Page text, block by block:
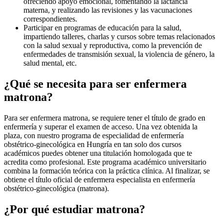
materna, y realizando las revisiones y las vacunaciones
correspondientes.
Participar en programas de educación para la salud,
impartiendo talleres, charlas y cursos sobre temas relacionados
con la salud sexual y reproductiva, como la prevención de
enfermedades de transmisión sexual, la violencia de género, la
salud mental, etc.
¿Qué se necesita para ser enfermera
matrona?
Para ser enfermera matrona, se requiere tener el título de grado en
enfermería y superar el examen de acceso. Una vez obtenida la
plaza, con nuestro programa de especialidad de enfermería
obstétrico-ginecológica en Hungría en tan solo dos cursos
académicos puedes obtener una titulación homologada que te
acredita como profesional. Este programa académico universitario
combina la formación teórica con la práctica clínica. Al finalizar, se
obtiene el título oficial de enfermera especialista en enfermería
obstétrico-ginecológica (matrona).
¿Por qué estudiar matrona?